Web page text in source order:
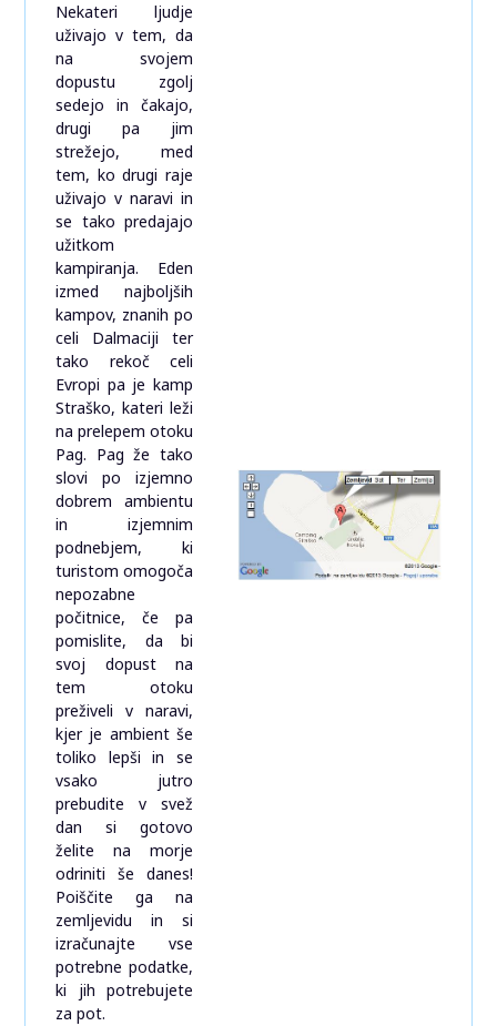
Nekateri ljudje
uživajo v tem, da
na svojem
dopustu zgolj
sedejo in čakajo,
drugi pa jim
strežejo, med
tem, ko drugi raje
uživajo v naravi in
se tako predajajo
užitkom
kampiranja. Eden
izmed najboljših
kampov, znanih po
celi Dalmaciji ter
tako rekoč celi
Evropi pa je kamp
Straško, kateri leži
na prelepem otoku
Pag. Pag že tako
slovi po izjemno
dobrem ambientu
in izjemnim
podnebjem, ki
turistom omogoča
nepozabne
počitnice, če pa
pomislite, da bi
svoj dopust na
tem otoku
preživeli v naravi,
kjer je ambient še
toliko lepši in se
vsako jutro
prebudite v svež
dan si gotovo
želite na morje
odriniti še danes!
Poiščite ga na
zemljevidu in si
izračunajte vse
potrebne podatke,
ki jih potrebujete
za pot.